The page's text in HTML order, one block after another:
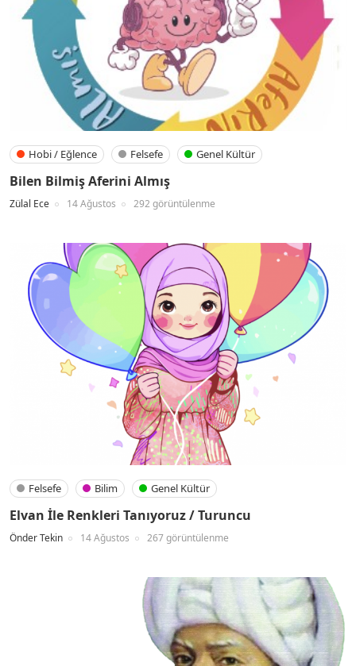
Hobi / Eğlence Felsefe Genel Kültür
Bilen Bilmiş Aferini Almış
Zülal Ece 14 Ağustos 292 görüntülenme
Felsefe Bilim Genel Kültür
Elvan İle Renkleri Tanıyoruz / Turuncu
Önder Tekin 14 Ağustos 267 görüntülenme